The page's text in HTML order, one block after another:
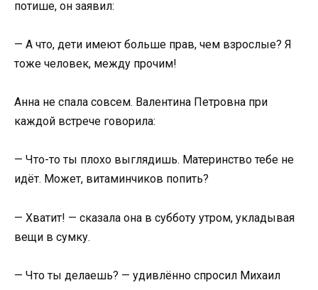
потише, он заявил:
— А что, дети имеют больше прав, чем взрослые? Я
тоже человек, между прочим!
Анна не спала совсем. Валентина Петровна при
каждой встрече говорила:
— Что-то ты плохо выглядишь. Материнство тебе не
идёт. Может, витаминчиков попить?
— Хватит! — сказала она в субботу утром, укладывая
вещи в сумку.
— Что ты делаешь? — удивлённо спросил Михаил